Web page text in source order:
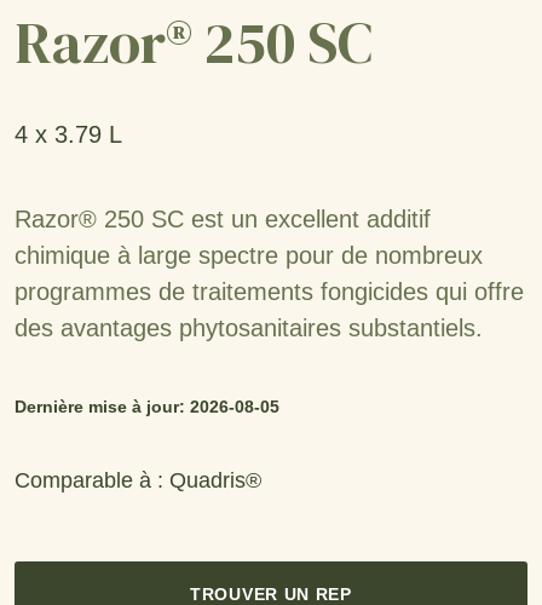
Razor® 250 SC
4 x 3.79 L
Razor® 250 SC est un excellent additif
chimique à large spectre pour de nombreux
programmes de traitements fongicides qui offre
des avantages phytosanitaires substantiels.
Dernière mise à jour: 2026-08-05
Comparable à : Quadris®
TROUVER UN REP